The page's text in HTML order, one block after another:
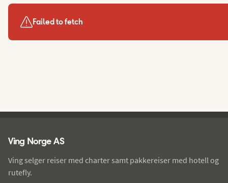
Failed to fetch
Ving Norge AS
Ving selger reiser med charter samt pakkereiser med hotell og
rutefly.